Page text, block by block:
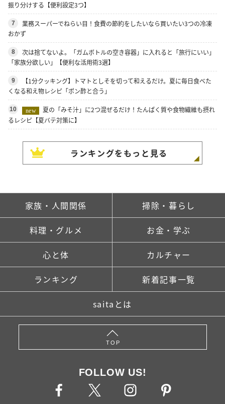
振り分けする【便利設定3つ】
7
業務スーパーでねらい目！食費の節約をしたいなら買いたい3つの冷凍
おかず
8
次は捨てないよ。「ガムボトルの空き容器」に入れると「旅行にいい」
「家族分欲しい」【便利な活用術3選】
9
【1分クッキング】トマトとしそを切って和えるだけ。夏に毎日食べた
くなる和え物レシピ「ポン酢と合う」
10 new
夏の「みそ汁」に2つ混ぜるだけ！たんぱく質や食物繊維も摂れ
るレシピ【夏バテ対策に】
ランキングをもっと見る
家族・人間関係 掃除・暮らし
料理・グルメ お金・学ぶ
心と体 カルチャー
ランキング 新着記事一覧
saitaとは
TOP
FOLLOW US!